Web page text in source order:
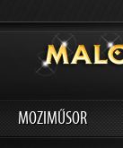
MOZIMŰSOR